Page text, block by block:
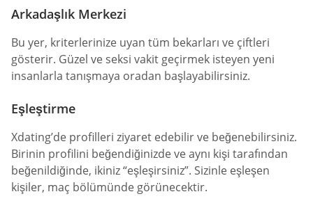
Arkadaşlık Merkezi
Bu yer, kriterlerinize uyan tüm bekarları ve çiftleri
gösterir. Güzel ve seksi vakit geçirmek isteyen yeni
insanlarla tanışmaya oradan başlayabilirsiniz.
Eşleştirme
Xdating’de profilleri ziyaret edebilir ve beğenebilirsiniz.
Birinin profilini beğendiğinizde ve aynı kişi tarafından
beğenildiğinde, ikiniz “eşleşirsiniz”. Sizinle eşleşen
kişiler, maç bölümünde görünecektir.